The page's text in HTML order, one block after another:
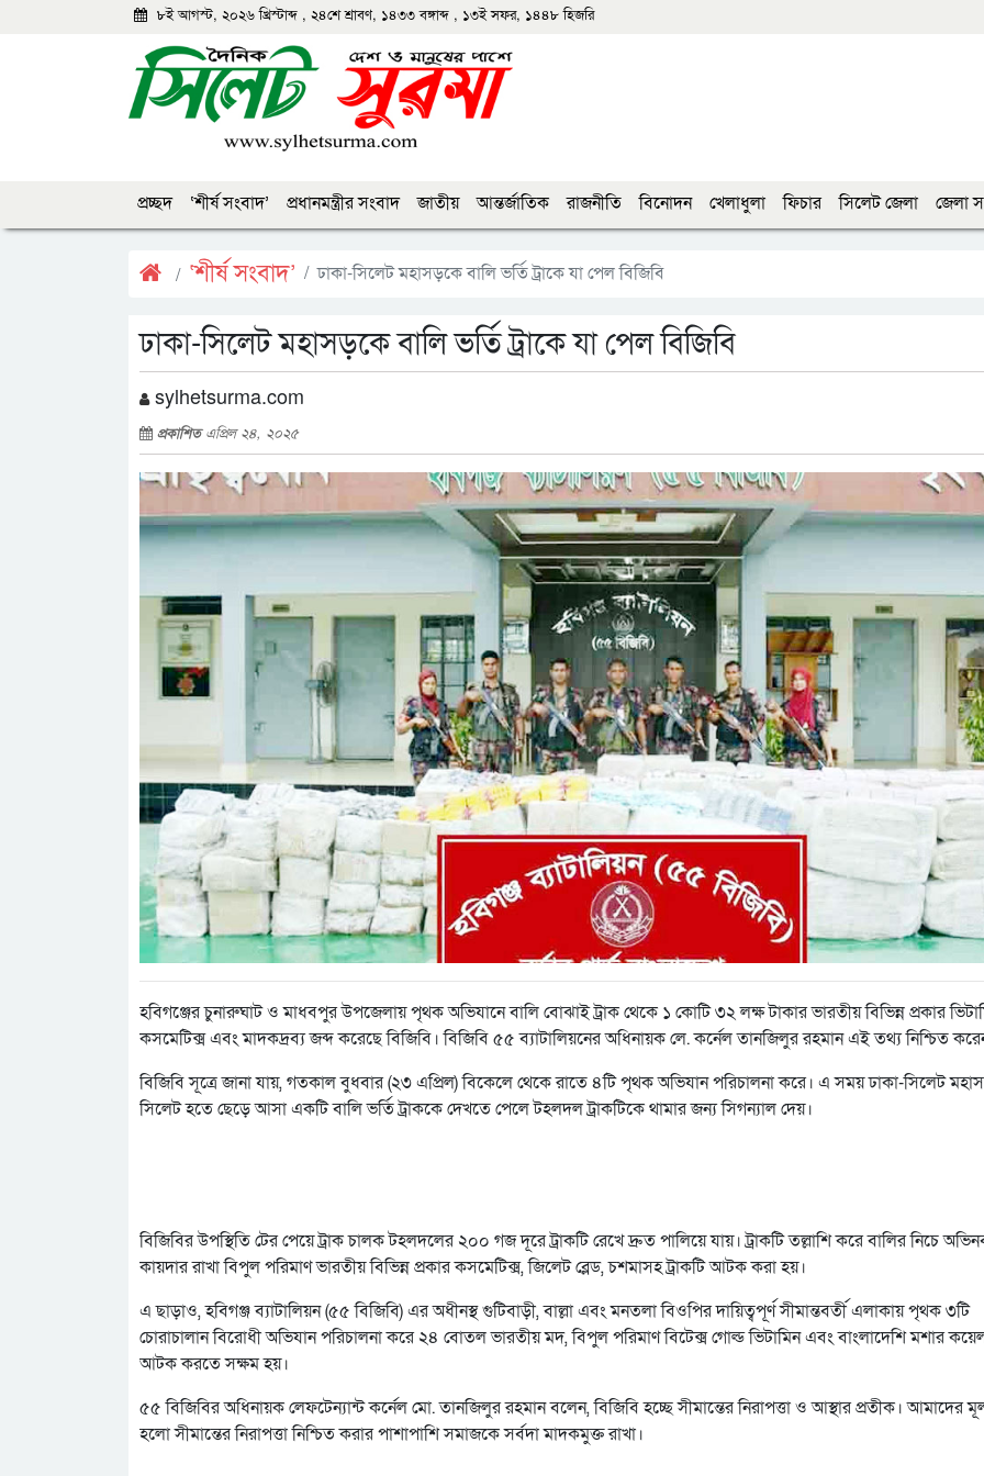
৮ই আগস্ট, ২০২৬ খ্রিস্টাব্দ , ২৪শে শ্রাবণ, ১৪৩৩ বঙ্গাব্দ , ১৩ই সফর, ১৪৪৮ হিজরি
প্রচ্ছদ ‘শীর্ষ সংবাদ’ প্রধানমন্ত্রীর সংবাদ জাতীয় আন্তর্জাতিক রাজনীতি বিনোদন খেলাধুলা ফিচার সিলেট জেলা জেলা
‘শীর্ষ সংবাদ’ ঢাকা-সিলেট মহাসড়কে বালি ভর্তি ট্রাকে যা পেল বিজিবি
ঢাকা-সিলেট মহাসড়কে বালি ভর্তি ট্রাকে যা পেল বিজিবি
sylhetsurma.com
প্রকাশিতএপ্রিল ২৪, ২০২৫
হবিগঞ্জের চুনারুঘাট ও মাধবপুর উপজেলায় পৃথক অভিযানে বালি বোঝাই ট্রাক থেকে ১ কোটি ৩২ লক্ষ টাকার ভারতীয় বিভিন্ন প্রকার
কসমেটিক্স এবং মাদকদ্রব্য জব্দ করেছে বিজিবি। বিজিবি ৫৫ ব্যাটালিয়নের অধিনায়ক লে. কর্নেল তানজিলুর রহমান এই তথ্য নিশ্চিত
বিজিবি সূত্রে জানা যায়, গতকাল বুধবার (২৩ এপ্রিল) বিকেলে থেকে রাতে ৪টি পৃথক অভিযান পরিচালনা করে। এ সময় ঢাকা-সিলেট
সিলেট হতে ছেড়ে আসা একটি বালি ভর্তি ট্রাককে দেখতে পেলে টহলদল ট্রাকটিকে থামার জন্য সিগন্যাল দেয়।
বিজিবির উপস্থিতি টের পেয়ে ট্রাক চালক টহলদলের ২০০ গজ দূরে ট্রাকটি রেখে দ্রুত পালিয়ে যায়। ট্রাকটি তল্লাশি করে বালির নিচে
কায়দার রাখা বিপুল পরিমাণ ভারতীয় বিভিন্ন প্রকার কসমেটিক্স, জিলেট ব্লেড, চশমাসহ ট্রাকটি আটক করা হয়।
এ ছাড়াও, হবিগঞ্জ ব্যাটালিয়ন (৫৫ বিজিবি) এর অধীনস্থ গুটিবাড়ী, বাল্লা এবং মনতলা বিওপির দায়িত্বপূর্ণ সীমান্তবর্তী এলাকায় পৃথক ৩টি
চোরাচালান বিরোধী অভিযান পরিচালনা করে ২৪ বোতল ভারতীয় মদ, বিপুল পরিমাণ বিটেক্স গোল্ড ভিটামিন এবং বাংলাদেশি মশার
আটক করতে সক্ষম হয়।
৫৫ বিজিবির অধিনায়ক লেফটেন্যান্ট কর্নেল মো. তানজিলুর রহমান বলেন, বিজিবি হচ্ছে সীমান্তের নিরাপত্তা ও আস্থার প্রতীক। আমাদের
হলো সীমান্তের নিরাপত্তা নিশ্চিত করার পাশাপাশি সমাজকে সর্বদা মাদকমুক্ত রাখা।